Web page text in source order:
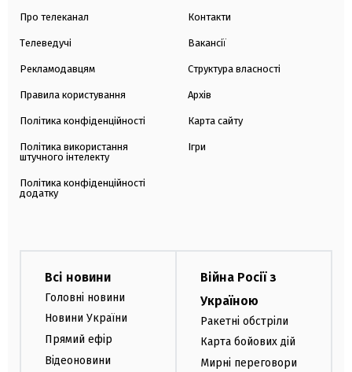
Про телеканал
Телеведучі
Рекламодавцям
Правила користування
Політика конфіденційності
Політика використання
штучного інтелекту
Політика конфіденційності
додатку
Контакти
Вакансії
Структура власності
Архів
Карта сайту
Ігри
Всі новини
Головні новини
Новини України
Прямий ефір
Відеоновини
Війна Росії з
Україною
Ракетні обстріли
Карта бойових дій
Мирні переговори